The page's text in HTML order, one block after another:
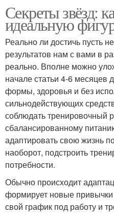
Секреты звёзд:
идеальную
Реально ли достичь пусть
результатов нам с вами в
реально. Вполне можно
начале статьи 4-6 месяцев
формы, здоровья и без
сильнодействующих
соблюдать тренировочный
сбалансированному
адаптировать свою жизнь
наоборот, подстроить
потребности.
Обычно происходит
формирует новые привычки
свой график под работу и